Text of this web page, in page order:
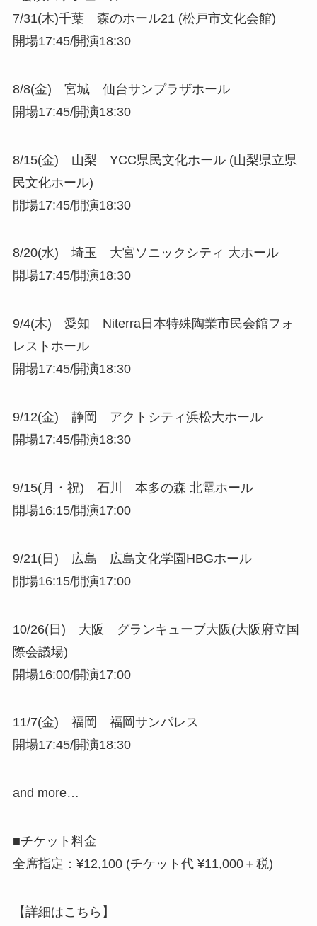
7/31(木)千葉 森のホール21 (松戸市文化会館)
開場17:45/開演18:30
8/8(金) 宮城 仙台サンプラザホール
開場17:45/開演18:30
8/15(金) 山梨 YCC県民文化ホール (山梨県立県
民文化ホール)
開場17:45/開演18:30
8/20(水) 埼玉 大宮ソニックシティ 大ホール
開場17:45/開演18:30
9/4(木) 愛知 Niterra日本特殊陶業市⺠会館フォ
レストホール
開場17:45/開演18:30
9/12(金) 静岡 アクトシティ浜松大ホール
開場17:45/開演18:30
9/15(月・祝) 石川 本多の森 北電ホール
開場16:15/開演17:00
9/21(日) 広島 広島文化学園HBGホール
開場16:15/開演17:00
10/26(日) 大阪 グランキューブ大阪(大阪府立国
際会議場)
開場16:00/開演17:00
11/7(金) 福岡 福岡サンパレス
開場17:45/開演18:30
and more…
■チケット料金
全席指定：¥12,100 (チケット代 ¥11,000＋税)
【詳細はこちら】